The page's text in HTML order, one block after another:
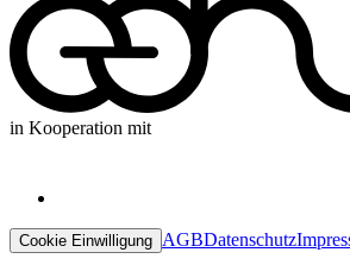
in Kooperation mit
Cookie Einwilligung AGBDatenschutz